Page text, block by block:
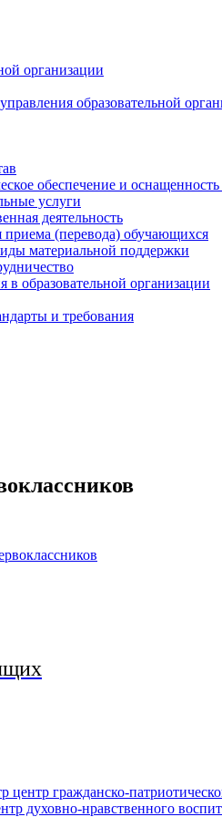
организации
образовательной
обеспечение и
услуги
деятельность
приема (перевода) обучающихся
материальной поддержки
в образовательной организации
и требования
центр гражданско-
духовно-нравственного